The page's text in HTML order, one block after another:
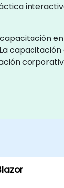
capacitación